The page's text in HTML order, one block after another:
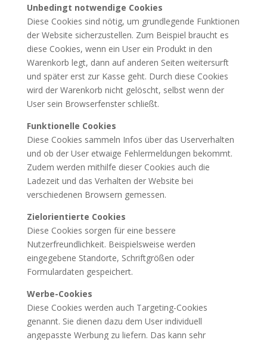
Unbedingt notwendige Cookies
Diese Cookies sind nötig, um grundlegende Funktionen
der Website sicherzustellen. Zum Beispiel braucht es
diese Cookies, wenn ein User ein Produkt in den
Warenkorb legt, dann auf anderen Seiten weitersurft
und später erst zur Kasse geht. Durch diese Cookies
wird der Warenkorb nicht gelöscht, selbst wenn der
User sein Browserfenster schließt.
Funktionelle Cookies
Diese Cookies sammeln Infos über das Userverhalten
und ob der User etwaige Fehlermeldungen bekommt.
Zudem werden mithilfe dieser Cookies auch die
Ladezeit und das Verhalten der Website bei
verschiedenen Browsern gemessen.
Zielorientierte Cookies
Diese Cookies sorgen für eine bessere
Nutzerfreundlichkeit. Beispielsweise werden
eingegebene Standorte, Schriftgrößen oder
Formulardaten gespeichert.
Werbe-Cookies
Diese Cookies werden auch Targeting-Cookies
genannt. Sie dienen dazu dem User individuell
angepasste Werbung zu liefern. Das kann sehr